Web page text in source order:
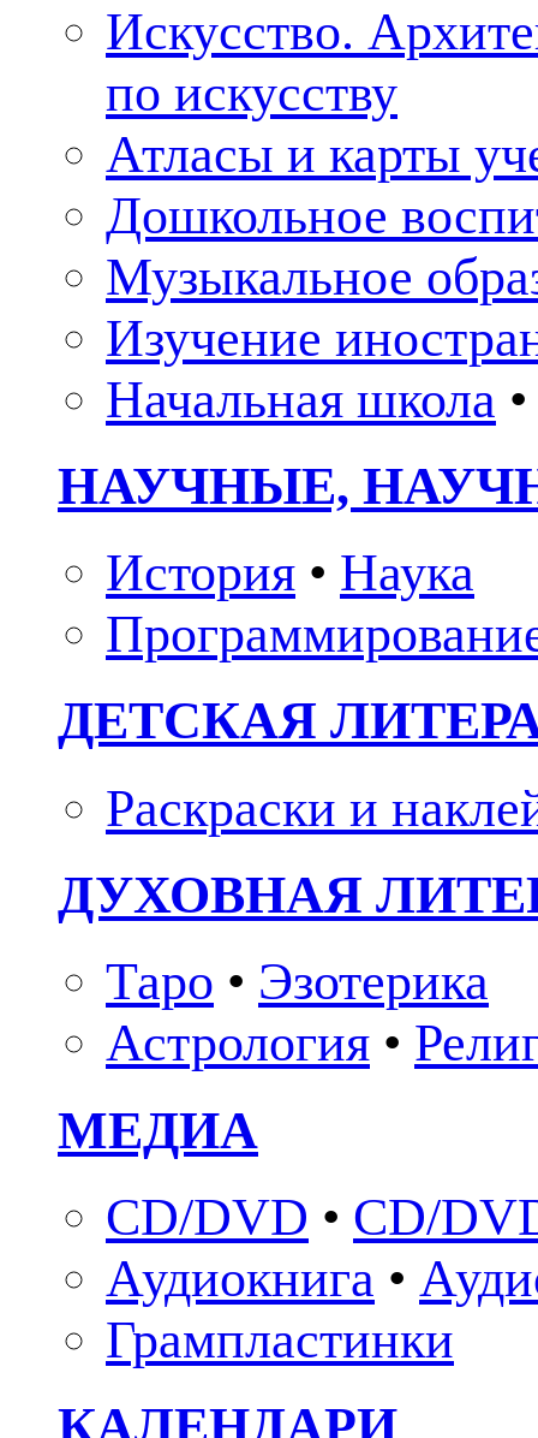
Искусство.
по искусству
Атласы и карты
Дошкольное
Музыкальное
Изучение
Начальная школа •
НАУЧНЫЕ,
История • Наука
ДЕТСКАЯ
Раскраски и
ДУХОВНАЯ
Таро • Эзотерика
Астрология •
МЕДИА
CD/DVD • CD/
Аудиокнига •
Грампластинки